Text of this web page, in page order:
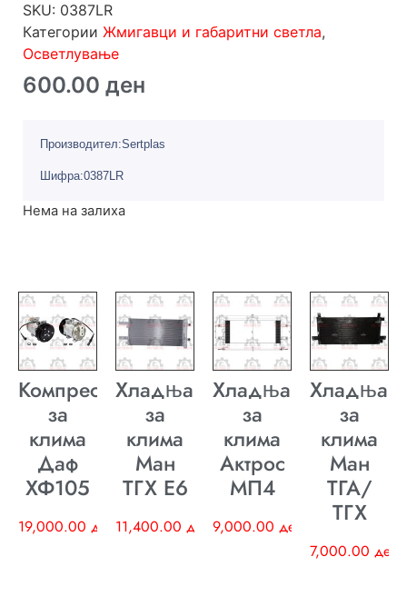
SKU: 0387LR
Категории Жмигавци и габаритни светла,
Осветлување
600.00 ден
Производител:Sertplas
Шифра:0387LR
Нема на залиха
Компресор
за
клима
Даф
ХФ105
19,000.00 ден
Хладњак
за
клима
Ман
ТГХ E6
11,400.00 ден
Хладњак
за
клима
Актрос
МП4
9,000.00 ден
Хладњак
за
клима
Ман
ТГА/
ТГХ
7,000.00 ден